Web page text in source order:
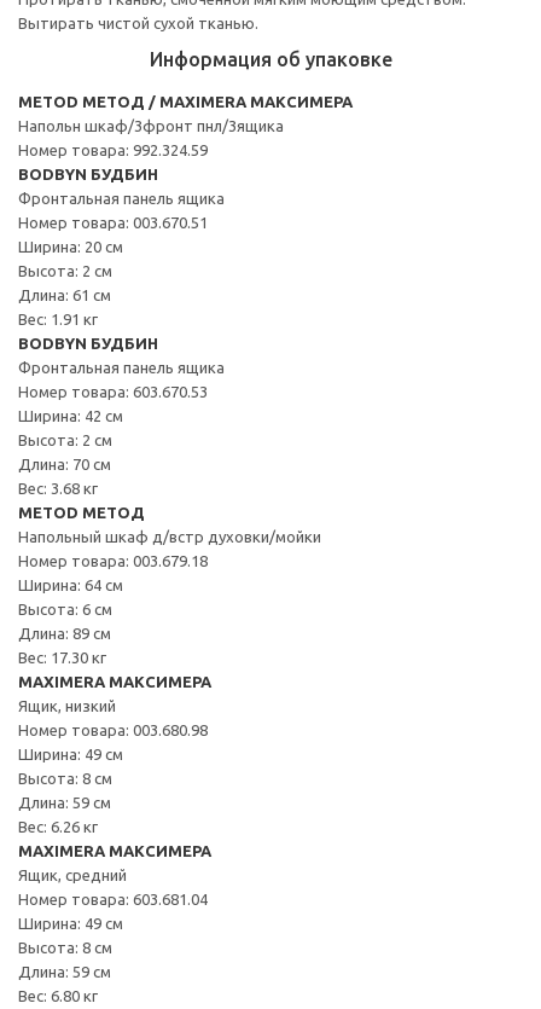
Вытирать чистой сухой тканью.
Информация об упаковке
METOD МЕТОД / MAXIMERA МАКСИМЕРА
Напольн шкаф/3фронт пнл/3ящика
Номер товара: 992.324.59
BODBYN БУДБИН
Фронтальная панель ящика
Номер товара: 003.670.51
Ширина: 20 см
Высота: 2 см
Длина: 61 см
Вес: 1.91 кг
BODBYN БУДБИН
Фронтальная панель ящика
Номер товара: 603.670.53
Ширина: 42 см
Высота: 2 см
Длина: 70 см
Вес: 3.68 кг
METOD МЕТОД
Напольный шкаф д/встр духовки/мойки
Номер товара: 003.679.18
Ширина: 64 см
Высота: 6 см
Длина: 89 см
Вес: 17.30 кг
MAXIMERA МАКСИМЕРА
Ящик, низкий
Номер товара: 003.680.98
Ширина: 49 см
Высота: 8 см
Длина: 59 см
Вес: 6.26 кг
MAXIMERA МАКСИМЕРА
Ящик, средний
Номер товара: 603.681.04
Ширина: 49 см
Высота: 8 см
Длина: 59 см
Вес: 6.80 кг